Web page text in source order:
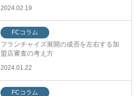
2024.02.19
FCコラム
フランチャイズ展開の成否を左右する加
盟店審査の考え方
2024.01.22
FCコラム